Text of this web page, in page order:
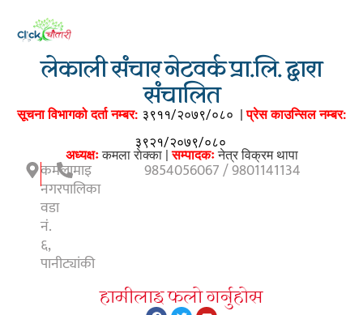
लेकाली संचार नेटवर्क प्रा.लि. द्वारा
संचालित
सूचना विभागको दर्ता नम्बर: ३९११/२०७९/०८० |प्रेस काउन्सिल नम्बर:
३९२१/२०७९/०८०
अध्यक्षःकमला राेक्का |सम्पादकःनेत्र विक्रम थापा
कमलामाइ
नगरपालिका
वडा
नं.
६,
पानीट्यांकी
9854056067 / 9801141134
हामीलाइ फलाे गर्नुहाेस